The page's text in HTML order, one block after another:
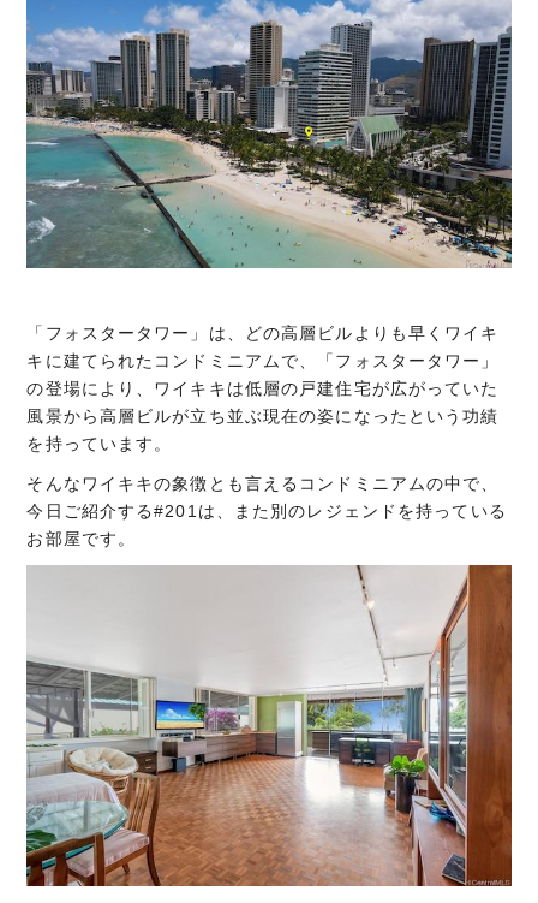
「フォスタータワー」は、どの高層ビルよりも早くワイキ
キに建てられたコンドミニアムで、「フォスタータワー」
の登場により、ワイキキは低層の戸建住宅が広がっていた
風景から高層ビルが立ち並ぶ現在の姿になったという功績
を持っています。
そんなワイキキの象徴とも言えるコンドミニアムの中で、
今日ご紹介する#201は、また別のレジェンドを持っている
お部屋です。